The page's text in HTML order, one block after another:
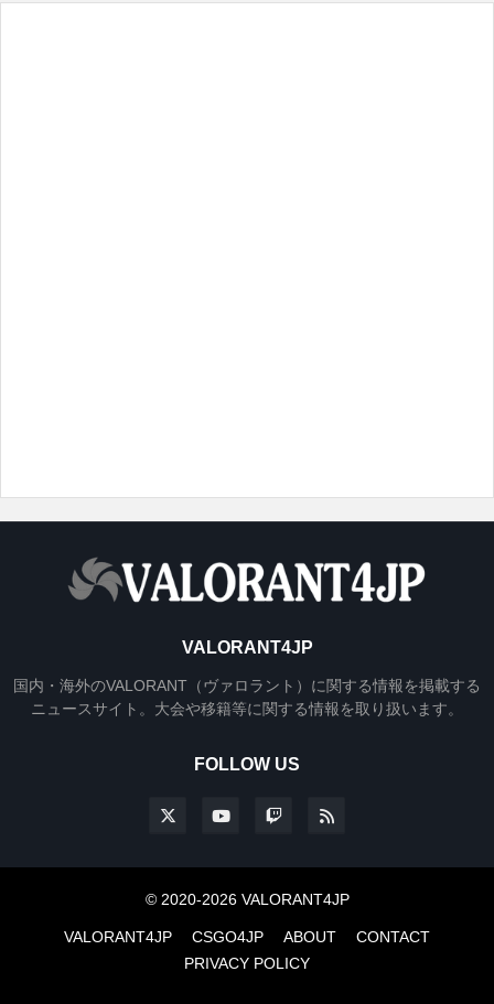
VALORANT4JP
国内・海外のVALORANT（ヴァロラント）に関する情報を掲載する
ニュースサイト。大会や移籍等に関する情報を取り扱います。
FOLLOW US
© 2020-2026 VALORANT4JP
VALORANT4JP CSGO4JP ABOUT
CONTACT
PRIVACY POLICY